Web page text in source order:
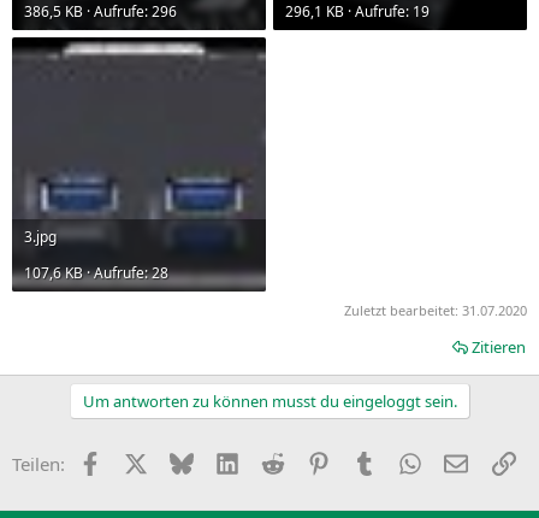
386,5 KB · Aufrufe: 296
296,1 KB · Aufrufe: 19
3.jpg
107,6 KB · Aufrufe: 28
Zuletzt bearbeitet: 31.07.2020
Zitieren
Um antworten zu können musst du eingeloggt sein.
Teilen: Facebook BlueskyLinkedIn
Reddit PinterestTumblr WhatsApp
E-Mail